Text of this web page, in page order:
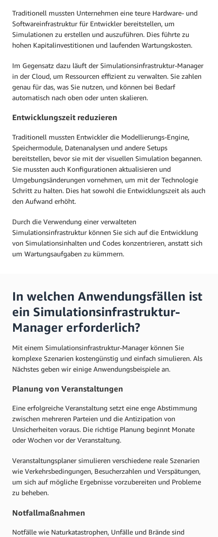
Traditionell mussten Unternehmen eine teure Hardware- und
Softwareinfrastruktur für Entwickler bereitstellen, um
Simulationen zu erstellen und auszuführen. Dies führte zu
hohen Kapitalinvestitionen und laufenden Wartungskosten.
Im Gegensatz dazu läuft der Simulationsinfrastruktur-Manager
in der Cloud, um Ressourcen effizient zu verwalten. Sie zahlen
genau für das, was Sie nutzen, und können bei Bedarf
automatisch nach oben oder unten skalieren.
Entwicklungszeit reduzieren
Traditionell mussten Entwickler die Modellierungs-Engine,
Speichermodule, Datenanalysen und andere Setups
bereitstellen, bevor sie mit der visuellen Simulation begannen.
Sie mussten auch Konfigurationen aktualisieren und
Umgebungsänderungen vornehmen, um mit der Technologie
Schritt zu halten. Dies hat sowohl die Entwicklungszeit als auch
den Aufwand erhöht.
Durch die Verwendung einer verwalteten
Simulationsinfrastruktur können Sie sich auf die Entwicklung
von Simulationsinhalten und Codes konzentrieren, anstatt sich
um Wartungsaufgaben zu kümmern.
In welchen Anwendungsfällen ist
ein Simulationsinfrastruktur-
Manager erforderlich?
Mit einem Simulationsinfrastruktur-Manager können Sie
komplexe Szenarien kostengünstig und einfach simulieren. Als
Nächstes geben wir einige Anwendungsbeispiele an.
Planung von Veranstaltungen
Eine erfolgreiche Veranstaltung setzt eine enge Abstimmung
zwischen mehreren Parteien und die Antizipation von
Unsicherheiten voraus. Die richtige Planung beginnt Monate
oder Wochen vor der Veranstaltung.
Veranstaltungsplaner simulieren verschiedene reale Szenarien
wie Verkehrsbedingungen, Besucherzahlen und Verspätungen,
um sich auf mögliche Ergebnisse vorzubereiten und Probleme
zu beheben.
Notfallmaßnahmen
Notfälle wie Naturkatastrophen, Unfälle und Brände sind